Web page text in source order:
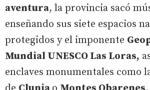
aventura, la provincia sacó
enseñando sus siete espacios
protegidos y el imponente
Mundial UNESCO Las Loras,
enclaves monumentales como